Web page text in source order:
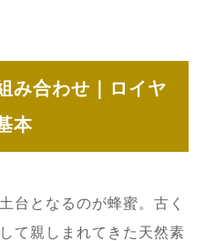
み合わせ｜ロイヤ
本
台となるのが蜂蜜。古く
て親しまれてきた天然素